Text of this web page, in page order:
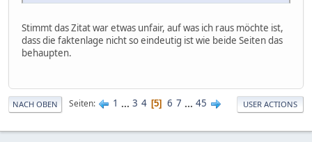
Stimmt das Zitat war etwas unfair, auf was ich raus möchte ist,
dass die faktenlage nicht so eindeutig ist wie beide Seiten das
behaupten.
NACH OBEN Seiten 1 ... 3 4 5 6 7 ... 45 USER ACTIONS